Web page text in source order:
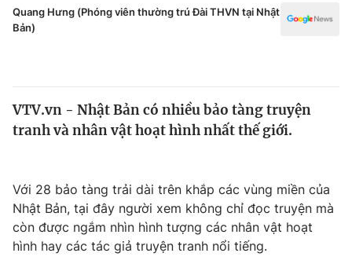
Xã hội
Y tế
Thế giới đó đây
Câu chuyện quốc tế
Kinh tế
Tài chính
Thị trường
Dữ liệu và đời sống
Y tế
Quang Hưng (Phóng viên thường trú Đài THVN tại Nhật
Bản)
VTV.vn - Nhật Bản có nhiều bảo tàng truyện
tranh và nhân vật hoạt hình nhất thế giới.
Với 28 bảo tàng trải dài trên khắp các vùng miền của
Nhật Bản, tại đây người xem không chỉ đọc truyện mà
còn được ngắm nhìn hình tượng các nhân vật hoạt
hình hay các tác giả truyện tranh nổi tiếng.